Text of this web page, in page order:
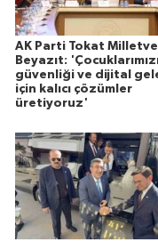
AK Parti Tokat
Beyazıt:
güvenliği ve dijital
için kalıcı çözümler
üretiyoruz'